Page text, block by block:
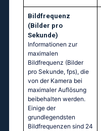
Bildfrequenz
(Bilder pro
Sekunde)
Informationen zur
maximalen
Bildfrequenz (Bilder
pro Sekunde, fps), die
von der Kamera bei
maximaler Auflösung
beibehalten werden.
Einige der
grundlegendsten
Bildfrequenzen sind 24